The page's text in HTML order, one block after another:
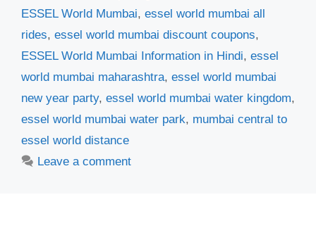
ESSEL World Mumbai, essel world mumbai all
rides, essel world mumbai discount coupons,
ESSEL World Mumbai Information in Hindi, essel
world mumbai maharashtra, essel world mumbai
new year party, essel world mumbai water kingdom,
essel world mumbai water park, mumbai central to
essel world distance
Leave a comment